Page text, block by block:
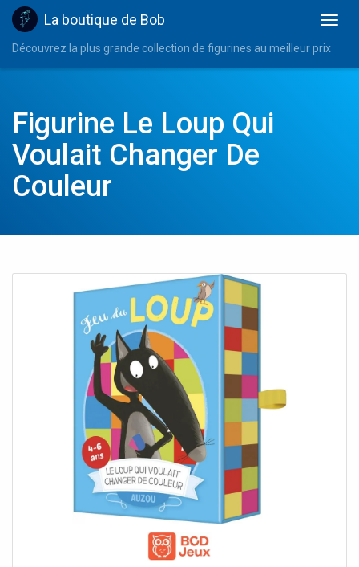
La boutique de Bob
Découvrez la plus grande collection de figurines au meilleur prix
Figurine Le Loup Qui
Voulait Changer De
Couleur